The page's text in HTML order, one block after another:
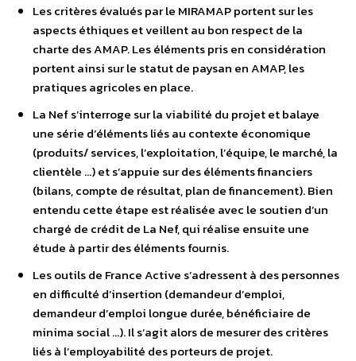
Les critères évalués par le MIRAMAP portent sur les
aspects éthiques et veillent au bon respect de la
charte des AMAP. Les éléments pris en considération
portent ainsi sur le statut de paysan en AMAP, les
pratiques agricoles en place.
La Nef s’interroge sur la viabilité du projet et balaye
une série d’éléments liés au contexte économique
(produits/ services, l’exploitation, l’équipe, le marché, la
clientèle …) et s’appuie sur des éléments financiers
(bilans, compte de résultat, plan de financement). Bien
entendu cette étape est réalisée avec le soutien d’un
chargé de crédit de La Nef, qui réalise ensuite une
étude à partir des éléments fournis.
Les outils de France Active s’adressent à des personnes
en difficulté d’insertion (demandeur d’emploi,
demandeur d’emploi longue durée, bénéficiaire de
minima social …). Il s’agit alors de mesurer des critères
liés à l’employabilité des porteurs de projet.